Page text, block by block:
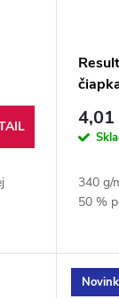
4,01
340 g/
50 %